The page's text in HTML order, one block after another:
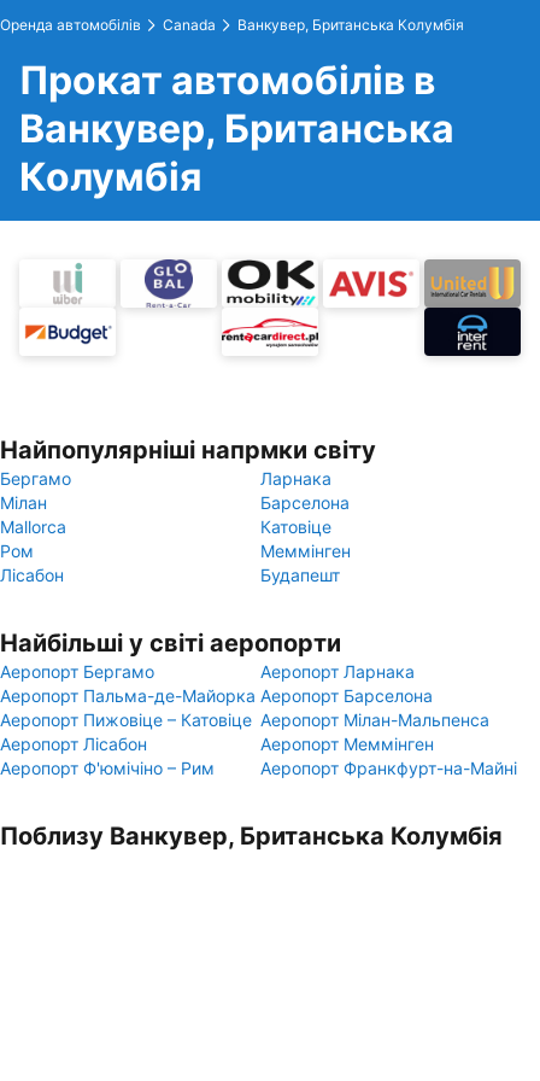
Оренда автомобілів Canada Ванкувер, Британська Колумбія
Прокат автомобілів в
Ванкувер, Британська
Колумбія
Найпопулярніші напрмки світу
Бергамо
Ларнака
Мілан
Барселона
Mallorca
Катовіце
Ром
Меммінген
Лісабон
Будапешт
Найбільші у світі аеропорти
Аеропорт Бергамо
Аеропорт Ларнака
Аеропорт Пальма-де-Майорка Аеропорт Барселона
Аеропорт Пижовіце – Катовіце Аеропорт Мілан-Мальпенса
Аеропорт Лісабон
Аеропорт Меммінген
Аеропорт Ф'юмічіно – Рим
Аеропорт Франкфурт-на-Майні
Поблизу Ванкувер, Британська Колумбія